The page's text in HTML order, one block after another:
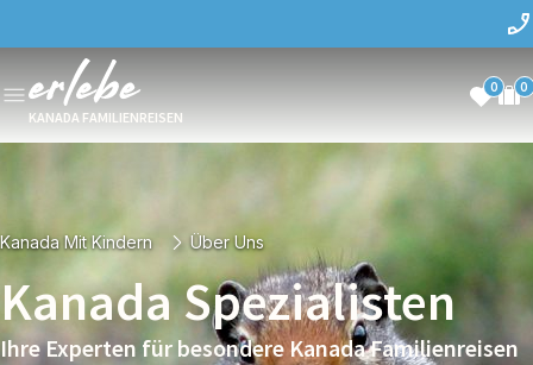
KANADA FAMILIENREISEN
0 0
Kanada Mit Kindern Über Uns
Kanada Spezialisten
Ihre Experten für besondere Kanada Familienreisen